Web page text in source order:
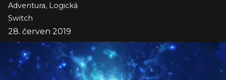
Adventura, Logická
Switch
28. červen 2019